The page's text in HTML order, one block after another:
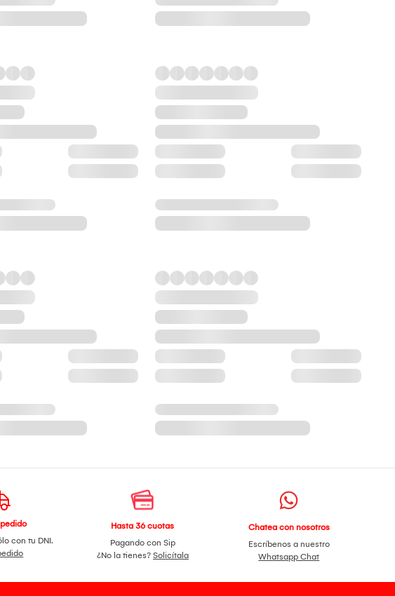
con tu DNI.
Hasta 36 cuotas
Pagando con Sip
¿No la tienes? Solicítala
Chatea con nosotros
Escríbenos a nuestro
Whatsapp Chat